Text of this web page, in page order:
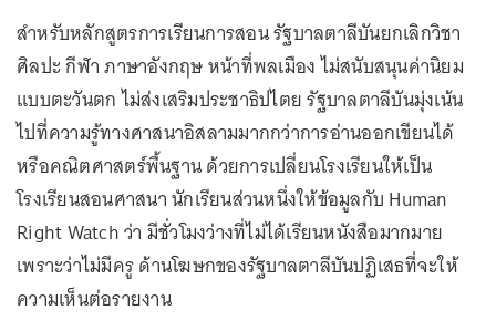
สำหรับหลักสูตรการเรียนการสอน รัฐบาลตาลีบันยกเลิกวิชา
ศิลปะ กีฬา ภาษาอังกฤษ หน้าที่พลเมือง ไม่สนับสนุนค่านิยม
แบบตะวันตก ไม่ส่งเสริมประชาธิปไตย รัฐบาลตาลีบันมุ่งเน้น
ไปที่ความรู้ทางศาสนาอิสลามมากกว่าการอ่านออกเขียนได้
หรือคณิตศาสตร์พื้นฐาน ด้วยการเปลี่ยนโรงเรียนให้เป็น
โรงเรียนสอนศาสนา นักเรียนส่วนหนึ่งให้ข้อมูลกับ Human
Right Watch ว่า มีชั่วโมงว่างที่ไม่ได้เรียนหนังสือมากมาย
เพราะว่าไม่มีครู ด้านโฆษกของรัฐบาลตาลีบันปฏิเสธที่จะให้
ความเห็นต่อรายงาน